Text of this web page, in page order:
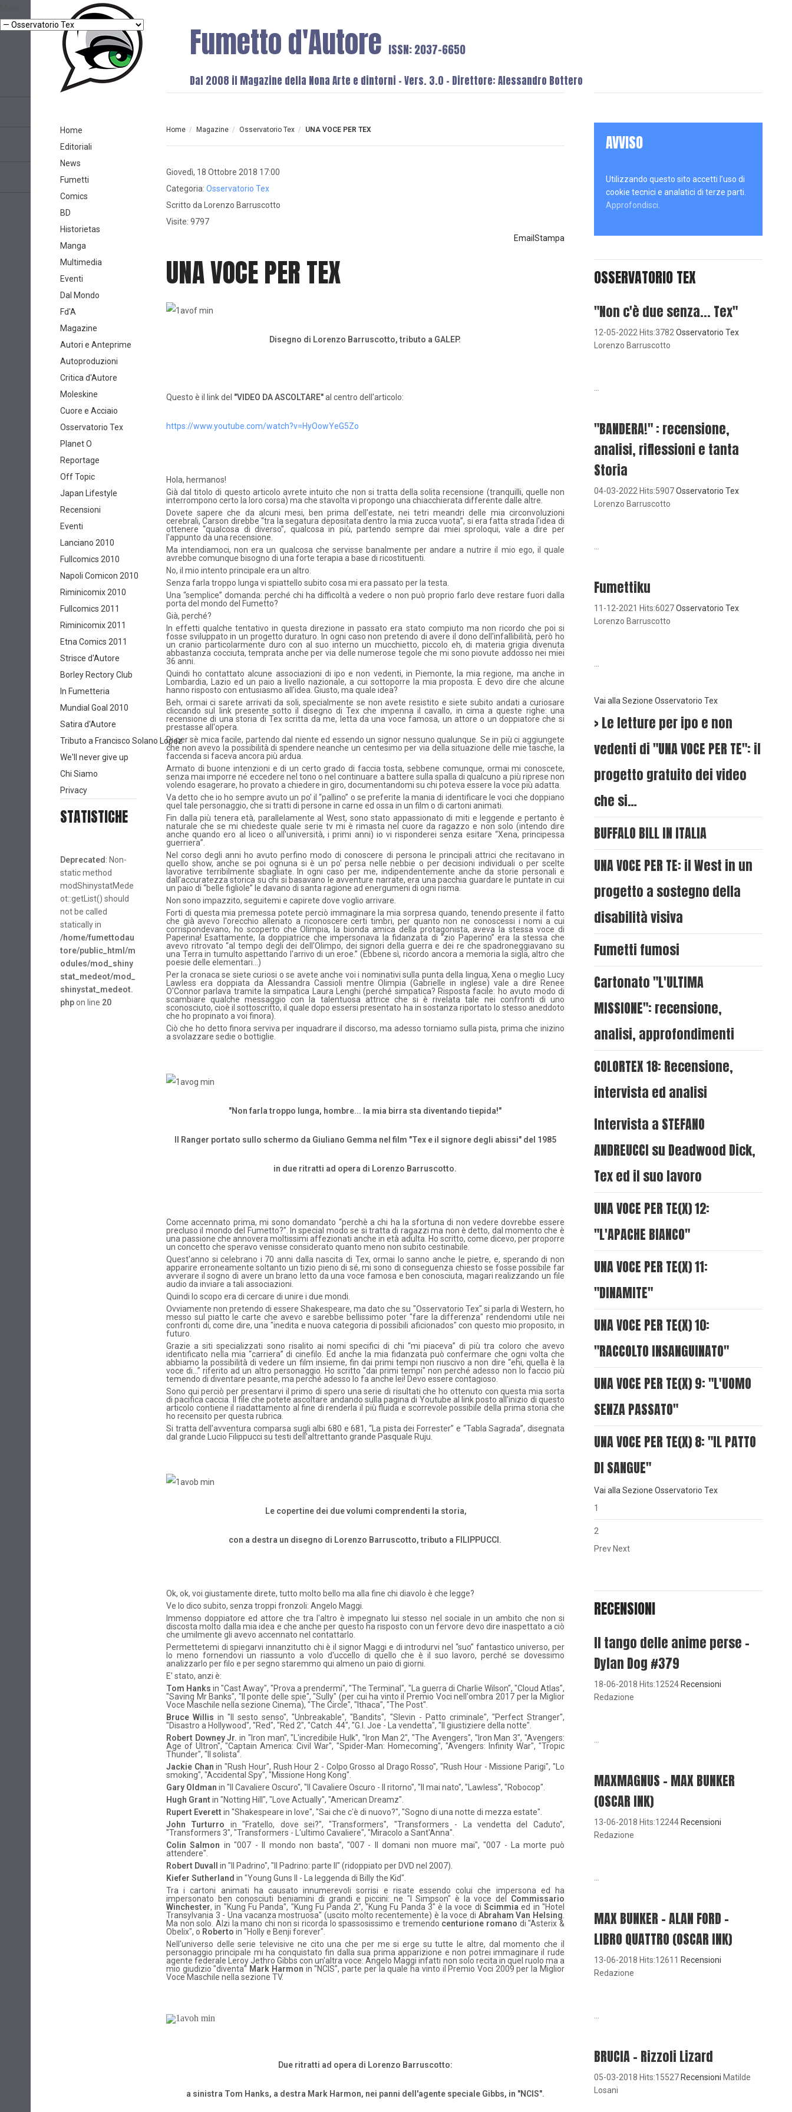
Fumetto d'Autore ISSN: 2037-6650
Dal 2008 il Magazine della Nona Arte e dintorni - Vers. 3.0 - Direttore: Alessandro Bottero
Home / Magazine / Osservatorio Tex / UNA VOCE PER TEX
Giovedì, 18 Ottobre 2018 17:00
Categoria: Osservatorio Tex
Scritto da
Lorenzo Barruscotto
Visite: 9797
Stampa
Email
UNA VOCE PER TEX
Disegno di Lorenzo Barruscotto, tributo a GALEP.
Questo è il link del "VIDEO DA ASCOLTARE"al centro dell'articolo:
https://www.youtube.com/watch?v=HyOowYeG5Zo
Hola, hermanos!
Già dal titolo di questo articolo avrete intuito che non si tratta della solita recensione (tranquilli, quelle non
interrompono certo la loro corsa) ma che stavolta vi propongo una chiacchierata differente dalle altre.
Dovete sapere che da alcuni mesi, ben prima dell'estate, nei tetri meandri delle mia circonvoluzioni
cerebrali, Carson direbbe “tra la segatura depositata dentro la mia zucca vuota”, si era fatta strada l'idea di
ottenere “qualcosa di diverso”, qualcosa in più, partendo sempre dai miei sproloqui, vale a dire per
l'appunto da una recensione.
Ma intendiamoci, non era un qualcosa che servisse banalmente per andare a nutrire il mio ego, il quale
avrebbe comunque bisogno di una forte terapia a base di ricostituenti.
No, il mio intento principale era un altro.
Senza farla troppo lunga vi spiattello subito cosa mi era passato per la testa.
Una “semplice” domanda: perché chi ha difficoltà a vedere o non può proprio farlo deve restare fuori dalla
porta del mondo del Fumetto?
Già, perché?
In effetti qualche tentativo in questa direzione in passato era stato compiuto ma non ricordo che poi si
fosse sviluppato in un progetto duraturo. In ogni caso non pretendo di avere il dono dell'infallibilità, però ho
un cranio particolarmente duro con al suo interno un mucchietto, piccolo eh, di materia grigia divenuta
abbastanza cocciuta, temprata anche per via delle numerose tegole che mi sono piovute addosso nei miei
36 anni.
Quindi ho contattato alcune associazioni di ipo e non vedenti, in Piemonte, la mia regione, ma anche in
Lombardia, Lazio ed un paio a livello nazionale, a cui sottoporre la mia proposta. E devo dire che alcune
hanno risposto con entusiasmo all'idea. Giusto, ma quale idea?
Beh, ormai ci sarete arrivati da soli, specialmente se non avete resistito e siete subito andati a curiosare
cliccando sul link presente sotto il disegno di Tex che impenna il cavallo, in cima a queste righe: una
recensione di una storia di Tex scritta da me, letta da una voce famosa, un attore o un doppiatore che si
prestasse all'opera.
Di per sè mica facile, partendo dal niente ed essendo un signor nessuno qualunque. Se in più ci aggiungete
che non avevo la possibilità di spendere neanche un centesimo per via della situazione delle mie tasche, la
faccenda si faceva ancora più ardua.
Armato di buone intenzioni e di un certo grado di faccia tosta, sebbene comunque, ormai mi conoscete,
senza mai imporre né eccedere nel tono o nel continuare a battere sulla spalla di qualcuno a più riprese non
volendo esagerare, ho provato a chiedere in giro, documentandomi su chi poteva essere la voce più adatta.
Va detto che io ho sempre avuto un po' il “pallino” o se preferite la mania di identificare le voci che doppiano
quel tale personaggio, che si tratti di persone in carne ed ossa in un film o di cartoni animati.
Fin dalla più tenera età, parallelamente al West, sono stato appassionato di miti e leggende e pertanto è
naturale che se mi chiedeste quale serie tv mi è rimasta nel cuore da ragazzo e non solo (intendo dire
anche quando ero al liceo o all'università, i primi anni) io vi risponderei senza esitare “Xena, principessa
guerriera”.
Nel corso degli anni ho avuto perfino modo di conoscere di persona le principali attrici che recitavano in
quello show, anche se poi ognuna si è un po' persa nelle nebbie o per decisioni individuali o per scelte
lavorative terribilmente sbagliate. In ogni caso per me, indipendentemente anche da storie personali e
dall'accuratezza storica su chi si basavano le avventure narrate, era una pacchia guardare le puntate in cui
un paio di “belle figliole” le davano di santa ragione ad energumeni di ogni risma.
Non sono impazzito, seguitemi e capirete dove voglio arrivare.
Forti di questa mia premessa potete perciò immaginare la mia sorpresa quando, tenendo presente il fatto
che già avevo l'orecchio allenato a riconoscere certi timbri, per quanto non ne conoscessi i nomi a cui
corrispondevano, ho scoperto che Olimpia, la bionda amica della protagonista, aveva la stessa voce di
Paperina! Esattamente, la doppiatrice che impersonava la fidanzata di “zio Paperino” era la stessa che
avevo ritrovato “al tempo degli dei dell'Olimpo, dei signori della guerra e dei re che spadroneggiavano su
una Terra in tumulto aspettando l'arrivo di un eroe.” (Ebbene sì, ricordo ancora a memoria la sigla, altro che
poesie delle elementari…)
Per la cronaca se siete curiosi o se avete anche voi i nominativi sulla punta della lingua, Xena o meglio Lucy
Lawless era doppiata da Alessandra Cassioli mentre Olimpia (Gabrielle in inglese) vale a dire Renee
O'Connor parlava tramite la simpatica Laura Lenghi (perché simpatica? Risposta facile: ho avuto modo di
scambiare qualche messaggio con la talentuosa attrice che si è rivelata tale nei confronti di uno
sconosciuto, cioè il sottoscritto, il quale dopo essersi presentato ha in sostanza riportato lo stesso aneddoto
che ho propinato a voi finora).
Ciò che ho detto finora serviva per inquadrare il discorso, ma adesso torniamo sulla pista, prima che inizino
a svolazzare sedie o bottiglie.
"Non farla troppo lunga, hombre... la mia birra sta diventando tiepida!"
Il Ranger portato sullo schermo da Giuliano Gemma nel film "Tex e il signore degli abissi" del 1985
in due ritratti ad opera di Lorenzo Barruscotto.
Come accennato prima, mi sono domandato “perchè a chi ha la sfortuna di non vedere dovrebbe essere
precluso il mondo del Fumetto?”. In special modo se si tratta di ragazzi ma non è detto, dal momento che è
una passione che annovera moltissimi affezionati anche in età adulta. Ho scritto, come dicevo, per proporre
un concetto che speravo venisse considerato quanto meno non subito cestinabile.
Quest'anno si celebrano i 70 anni dalla nascita di Tex, ormai lo sanno anche le pietre, e, sperando di non
apparire erroneamente soltanto un tizio pieno di sé, mi sono di conseguenza chiesto se fosse possibile far
avverare il sogno di avere un brano letto da una voce famosa e ben conosciuta, magari realizzando un file
audio da inviare a tali associazioni.
Quindi lo scopo era di cercare di unire i due mondi.
Ovviamente non pretendo di essere Shakespeare, ma dato che su "Osservatorio Tex" si parla di Western, ho
messo sul piatto le carte che avevo e sarebbe bellissimo poter "fare la differenza" rendendomi utile nei
confronti di, come dire, una "inedita e nuova categoria di possibili aficionados" con questo mio proposito, in
futuro.
Grazie a siti specializzati sono risalito ai nomi specifici di chi “mi piaceva” di più tra coloro che avevo
identificato nella mia “carriera” di cinefilo. Ed anche la mia fidanzata può confermare che ogni volta che
abbiamo la possibilità di vedere un film insieme, fin dai primi tempi non riuscivo a non dire “ehi, quella è la
voce di...” riferito ad un altro personaggio. Ho scritto "dai primi tempi" non perché adesso non lo faccio più
temendo di diventare pesante, ma perché adesso lo fa anche lei! Devo essere contagioso.
Sono qui perciò per presentarvi il primo di spero una serie di risultati che ho ottenuto con questa mia sorta
di pacifica caccia. Il file che potete ascoltare andando sulla pagina di Youtube al link posto all'inizio di questo
articolo contiene il riadattamento al fine di renderla il più fluida e scorrevole possibile della prima storia che
ho recensito per questa rubrica.
Si tratta dell'avventura comparsa sugli albi 680 e 681, “La pista dei Forrester” e “Tabla Sagrada”, disegnata
dal grande Lucio Filippucci su testi dell'altrettanto grande Pasquale Ruju.
Le copertine dei due volumi comprendenti la storia,
con a destra un disegno di Lorenzo Barruscotto, tributo a FILIPPUCCI.
Ok, ok, voi giustamente direte, tutto molto bello ma alla fine chi diavolo è che legge?
Ve lo dico subito, senza troppi fronzoli: Angelo Maggi.
Immenso doppiatore ed attore che tra l'altro è impegnato lui stesso nel sociale in un ambito che non si
discosta molto dalla mia idea e che anche per questo ha risposto con un fervore devo dire inaspettato a ciò
che umilmente gli avevo accennato nel contattarlo.
Permettetemi di spiegarvi innanzitutto chi è il signor Maggi e di introdurvi nel “suo” fantastico universo, per
lo meno fornendovi un riassunto a volo d'uccello di quello che è il suo lavoro, perché se dovessimo
analizzarlo per filo e per segno staremmo qui almeno un paio di giorni.
E' stato, anzi è:
Tom Hanks in "Cast Away", "Prova a prendermi", "The Terminal", "La guerra di Charlie Wilson", "Cloud Atlas",
"Saving Mr Banks", "Il ponte delle spie", "Sully" (per cui ha vinto il Premio Voci nell'ombra 2017 per la Miglior
Voce Maschile nella sezione Cinema), "The Circle", "Ithaca", "The Post".
Bruce Willis in "Il sesto senso", "Unbreakable", "Bandits", "Slevin - Patto criminale", "Perfect Stranger",
"Disastro a Hollywood", "Red", "Red 2", "Catch .44", "G.I. Joe - La vendetta", "Il giustiziere della notte".
Robert Downey Jr. in "Iron man", "L'incredibile Hulk", "Iron Man 2", "The Avengers", "Iron Man 3", "Avengers:
Age of Ultron", "Captain America: Civil War", "Spider-Man: Homecoming", "Avengers: Infinity War", "Tropic
Thunder", "Il solista".
Jackie Chan in "Rush Hour", Rush Hour 2 - Colpo Grosso al Drago Rosso", "Rush Hour - Missione Parigi", "Lo
smoking", "Accidental Spy", "Missione Hong Kong".
Gary Oldman in "Il Cavaliere Oscuro", "Il Cavaliere Oscuro - Il ritorno", "Il mai nato", "Lawless", "Robocop".
Hugh Grant in "Notting Hill", "Love Actually", "American Dreamz".
Rupert Everett in "Shakespeare in love", "Sai che c'è di nuovo?", "Sogno di una notte di mezza estate".
John Turturro in "Fratello, dove sei?", "Transformers", "Transformers - La vendetta del Caduto",
"Transformers 3", "Transformers - L'ultimo Cavaliere", "Miracolo a Sant'Anna".
Colin Salmon in "007 - Il mondo non basta", "007 - Il domani non muore mai", "007 - La morte può
attendere".
Robert Duvall
in "Il Padrino", "Il Padrino: parte II" (ridoppiato per DVD nel 2007).
Kiefer Sutherland in "Young Guns II - La leggenda di Billy the Kid".
Tra i cartoni animati ha causato innumerevoli sorrisi e risate essendo colui che impersona ed ha
impersonato ben conosciuti beniamini di grandi e piccini: ne "I Simpson" è la voce del Commissario
Winchester, in "Kung Fu Panda", "Kung Fu Panda 2", "Kung Fu Panda 3" è la voce di Scimmia ed in "Hotel
Transylvania 3 - Una vacanza mostruosa" (uscito molto recentemente) è la voce di Abraham Van Helsing
Ma non solo. Alzi la mano chi non si ricorda lo spassosissimo e tremendo centurione romano di "Asterix &
Obelix", o Roberto in "Holly e Benji forever".
Nell'universo delle serie televisive ne cito una che per me si erge su tutte le altre, dal momento che il
personaggio principale mi ha conquistato fin dalla sua prima apparizione e non potrei immaginare il rude
agente federale Leroy Jethro Gibbs con un'altra voce: Angelo Maggi infatti non solo recita in quel ruolo ma a
mio giudizio "diventa" Mark Harmon in "NCIS", parte per la quale ha vinto il Premio Voci 2009 per la Miglior
Voce Maschile nella sezione TV.
Due ritratti ad opera di Lorenzo Barruscotto:
a sinistra Tom Hanks, a destra Mark Harmon, nei panni dell'agente speciale Gibbs, in "NCIS".
AVVISO
Utilizzando questo sito accetti l’uso di
cookie tecnici e analatici di terze parti.
Approfondisci
OSSERVATORIO TEX
"Non c'è due senza... Tex"
12-05-2022 Hits:3782 Osservatorio Tex
Lorenzo Barruscotto
"BANDERA!" : recensione,
analisi, riflessioni e tanta
Storia
04-03-2022 Hits:5907Osservatorio Tex
Lorenzo Barruscotto
Fumettiku
11-12-2021 Hits:6027Osservatorio Tex
Lorenzo Barruscotto
Vai alla Sezione Osservatorio Tex
> Le letture per ipo e non
vedenti di "UNA VOCE PER TE": il
progetto gratuito dei video
che si…
BUFFALO BILL IN ITALIA
UNA VOCE PER TE: il West in un
progetto a sostegno della
disabilità visiva
Fumetti fumosi
Cartonato "L'ULTIMA
MISSIONE": recensione,
analisi, approfondimenti
COLORTEX 18: Recensione,
intervista ed analisi
Intervista a STEFANO
ANDREUCCI su Deadwood Dick,
Tex ed il suo lavoro
UNA VOCE PER TE(X) 12:
"L'APACHE BIANCO"
UNA VOCE PER TE(X) 11:
"DINAMITE"
UNA VOCE PER TE(X) 10:
"RACCOLTO INSANGUINATO"
UNA VOCE PER TE(X) 9: "L'UOMO
SENZA PASSATO"
UNA VOCE PER TE(X) 8: "IL PATTO
DI SANGUE"
Vai alla Sezione Osservatorio Tex
1
2
Prev Next
RECENSIONI
Il tango delle anime perse -
Dylan Dog #379
18-06-2018 Hits:12524 Recensioni
Redazione
MAXMAGNUS – MAX BUNKER
(OSCAR INK)
13-06-2018 Hits:12244 Recensioni
Redazione
MAX BUNKER – ALAN FORD –
LIBRO QUATTRO (OSCAR INK)
13-06-2018 Hits:12611 Recensioni
Redazione
BRUCIA - Rizzoli Lizard
05-03-2018 Hits:15527 Recensioni Matilde
Losani
Home
Editoriali
News
Fumetti
Comics
BD
Historietas
Manga
Multimedia
Eventi
Dal Mondo
Fd'A
Magazine
Autori e Anteprime
Autoproduzioni
Critica d'Autore
Moleskine
Cuore e Acciaio
Osservatorio Tex
Planet O
Reportage
Off Topic
Japan Lifestyle
Recensioni
Eventi
Lanciano 2010
Fullcomics 2010
Napoli Comicon 2010
Riminicomix 2010
Fullcomics 2011
Riminicomix 2011
Etna Comics 2011
Strisce d'Autore
Borley Rectory Club
In Fumetteria
Mundial Goal 2010
Satira d'Autore
Tributo a Francisco Solano Lopez
We'll never give up
Chi Siamo
Privacy
STATISTICHE
Deprecated : Non-
static method
modShinystatMede
ot::getList() should
not be called
statically in
/home/fumettodau
tore/public_html/m
odules/mod_shiny
stat_medeot/mod_
shinystat_medeot.
phpon line 20